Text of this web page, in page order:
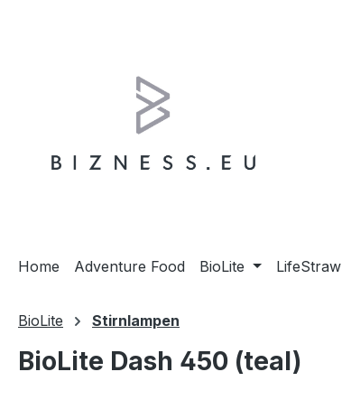
Home Adventure Food BioLite LifeStraw
BioLite Stirnlampen
BioLite Dash 450 (teal)